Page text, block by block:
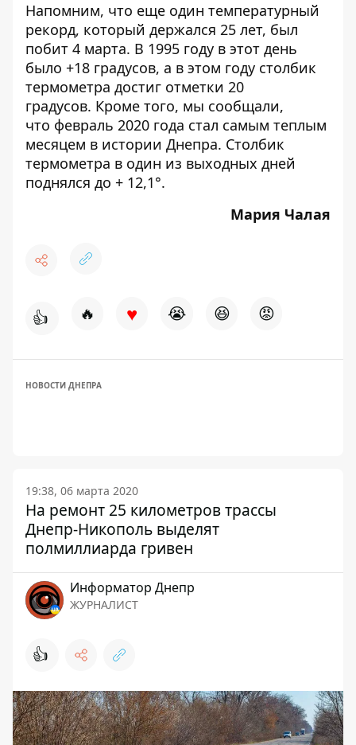
Напомним, что еще один температурный
рекорд, который держался 25 лет, был
побит 4 марта. В 1995 году в этот день
было +18 градусов, а в этом году столбик
термометра достиг отметки 20
градусов. Кроме того, мы сообщали,
что февраль 2020 года стал самым теплым
месяцем в истории Днепра. Столбик
термометра в один из выходных дней
поднялся до + 12,1°.
Мария Чалая
👍 🔥 ♥ 😭 😆 😡
НОВОСТИ ДНЕПРА
19:38, 06 марта 2020
На ремонт 25 километров трассы
Днепр-Никополь выделят
полмиллиарда гривен
Информатор Днепр
ЖУРНАЛИСТ
👍